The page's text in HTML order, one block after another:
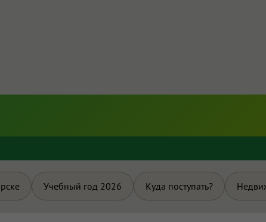
Учебный год 2026 Куда поступать?